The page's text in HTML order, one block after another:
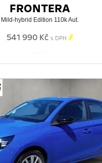
FRONTERA
Mild-hybrid Edition 110k Aut.
541 990 Kč s DPH 